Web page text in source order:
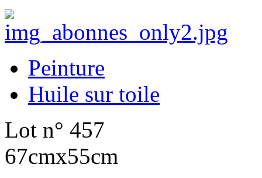
Peinture
Huile sur toile
Lot n° 457
67cmx55cm